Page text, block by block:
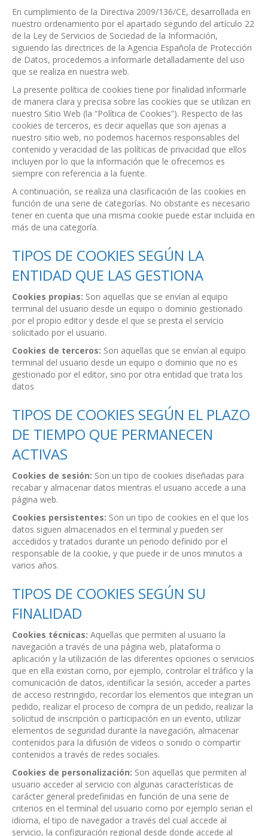
En cumplimiento de la Directiva 2009/136/CE, desarrollada en
nuestro ordenamiento por el apartado segundo del artículo 22
de la Ley de Servicios de Sociedad de la Información,
siguiendo las directrices de la Agencia Española de Protección
de Datos, procedemos a informarle detalladamente del uso
que se realiza en nuestra web.
La presente política de cookies tiene por finalidad informarle
de manera clara y precisa sobre las cookies que se utilizan en
nuestro Sitio Web (la “Política de Cookies”). Respecto de las
cookies de terceros, es decir aquellas que son ajenas a
nuestro sitio web, no podemos hacernos responsables del
contenido y veracidad de las políticas de privacidad que ellos
incluyen por lo que la información que le ofrecemos es
siempre con referencia a la fuente.
A continuación, se realiza una clasificación de las cookies en
función de una serie de categorías. No obstante es necesario
tener en cuenta que una misma cookie puede estar incluida en
más de una categoría.
TIPOS DE COOKIES SEGÚN LA
ENTIDAD QUE LAS GESTIONA
Cookies propias: Son aquellas que se envían al equipo
terminal del usuario desde un equipo o dominio gestionado
por el propio editor y desde el que se presta el servicio
solicitado por el usuario.
Cookies de terceros: Son aquellas que se envían al equipo
terminal del usuario desde un equipo o dominio que no es
gestionado por el editor, sino por otra entidad que trata los
datos
TIPOS DE COOKIES SEGÚN EL PLAZO
DE TIEMPO QUE PERMANECEN
ACTIVAS
Cookies de sesión: Son un tipo de cookies diseñadas para
recabar y almacenar datos mientras el usuario accede a una
página web.
Cookies persistentes: Son un tipo de cookies en el que los
datos siguen almacenados en el terminal y pueden ser
accedidos y tratados durante un periodo definido por el
responsable de la cookie, y que puede ir de unos minutos a
varios años.
TIPOS DE COOKIES SEGÚN SU
FINALIDAD
Cookies técnicas: Aquellas que permiten al usuario la
navegación a través de una página web, plataforma o
aplicación y la utilización de las diferentes opciones o servicios
que en ella existan como, por ejemplo, controlar el tráfico y la
comunicación de datos, identificar la sesión, acceder a partes
de acceso restringido, recordar los elementos que integran un
pedido, realizar el proceso de compra de un pedido, realizar la
solicitud de inscripción o participación en un evento, utilizar
elementos de seguridad durante la navegación, almacenar
contenidos para la difusión de videos o sonido o compartir
contenidos a través de redes sociales.
Cookies de personalización: Son aquellas que permiten al
usuario acceder al servicio con algunas características de
carácter general predefinidas en función de una serie de
criterios en el terminal del usuario como por ejemplo serian el
idioma, el tipo de navegador a través del cual accede al
servicio, la configuración regional desde donde accede al